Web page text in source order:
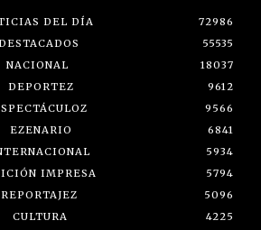
DEL DÍA
72986
DESTACADOS
55535
NACIONAL
18037
DEPORTEZ
9612
9566
EZENARIO
6841
5934
IMPRESA
5794
REPORTAJEZ
5096
CULTURA
4225